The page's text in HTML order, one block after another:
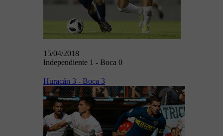
15/04/2018
Independiente 1 - Boca 0
Huracán 3 - Boca 3